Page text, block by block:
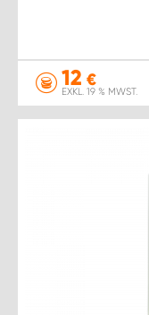
12 €
EXKL. 19 % MWST.